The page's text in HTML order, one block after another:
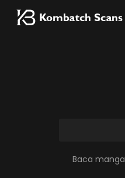
Baca manga